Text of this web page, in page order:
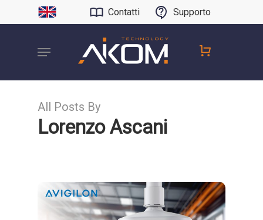
Contatti Supporto
All Posts By
Lorenzo Ascani